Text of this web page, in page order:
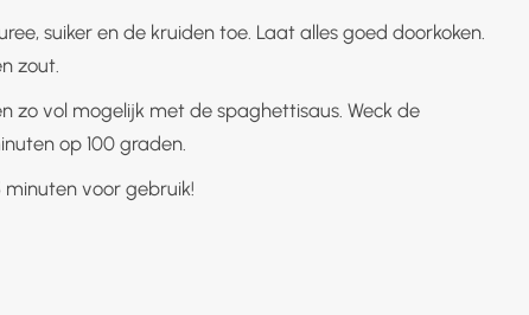
suiker en de kruiden toe. Laat alles goed doorkoken.
zout.
zo vol mogelijk met de spaghettisaus. Weck de
op 100 graden.
minuten voor gebruik!